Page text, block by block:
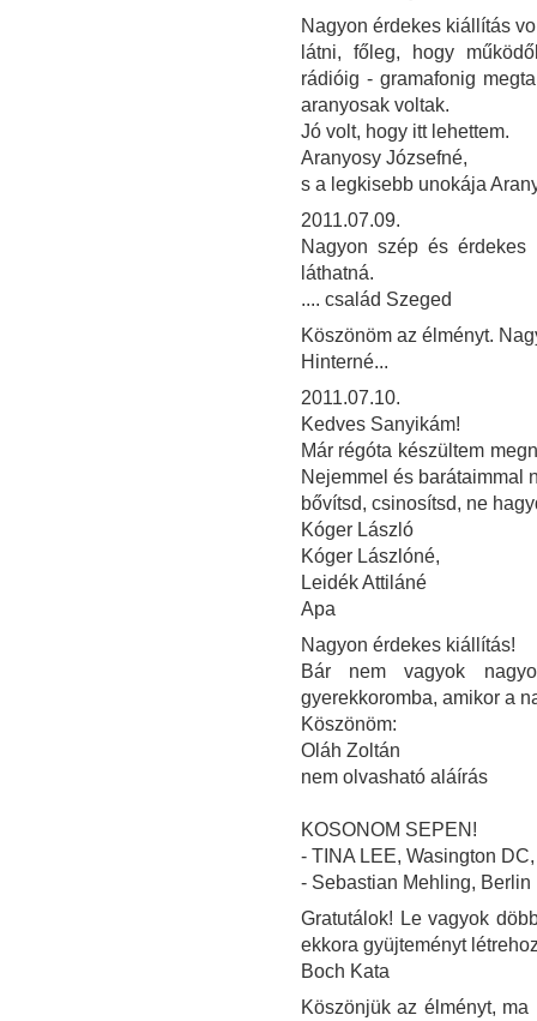
Nagyon érdekes kiállítás
látni, főleg, hogy
rádióig - gramafonig
aranyosak voltak.
Jó volt, hogy itt lehettem.
Aranyosy Józsefné,
s a legkisebb unokája
2011.07.09.
Nagyon szép és
láthatná.
.... család Szeged
Köszönöm az élményt.
Hinterné...
2011.07.10.
Kedves Sanyikám!
Már régóta készültem
Nejemmel és barátaimmal
bővítsd, csinosítsd, ne
Kóger László
Kóger Lászlóné,
Leidék Attiláné
Apa
Nagyon érdekes kiállítás!
Bár nem vagyok
gyerekkoromba, amikor a
Köszönöm:
Oláh Zoltán
nem olvasható aláírás
KOSONOM SEPEN!
- TINA LEE, Wasington
- Sebastian Mehling, Berlin
Gratutálok! Le vagyok
ekkora gyüjteményt
Boch Kata
Köszönjük az élményt,